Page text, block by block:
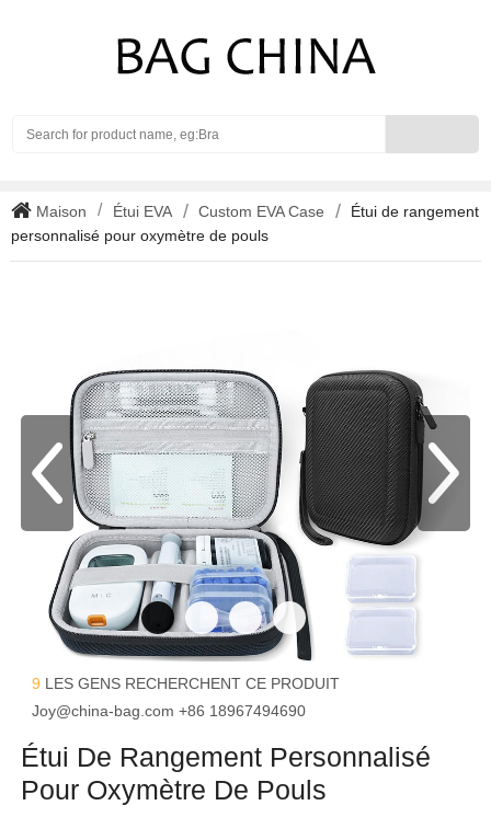
Maison Étui EVA Custom EVA Case
Étui de rangement
personnalisé pour oxymètre de pouls
9 LES GENS RECHERCHENT CE PRODUIT
Joy@china-bag.com +86 18967494690
Étui De Rangement Personnalisé
Pour Oxymètre De Pouls